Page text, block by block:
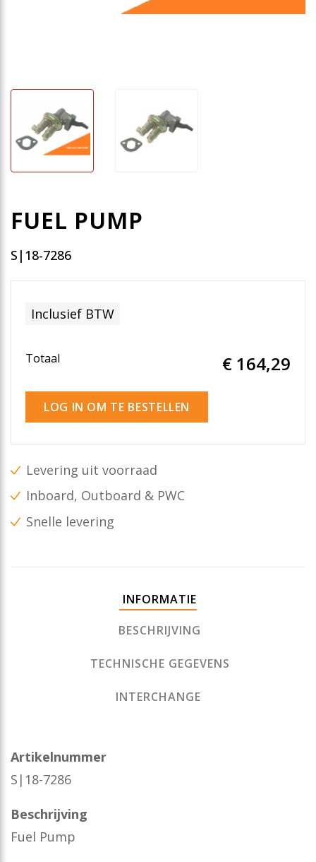
FUEL PUMP
S|18-7286
Inclusief BTW
Totaal € 164,29
LOG IN OM TE BESTELLEN
Levering uit voorraad
Inboard, Outboard & PWC
Snelle levering
INFORMATIE
BESCHRIJVING
TECHNISCHE GEGEVENS
INTERCHANGE
Artikelnummer
S|18-7286
Beschrijving
Fuel Pump